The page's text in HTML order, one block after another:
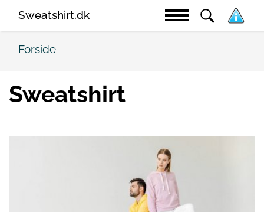
Sweatshirt.dk
Forside
Sweatshirt